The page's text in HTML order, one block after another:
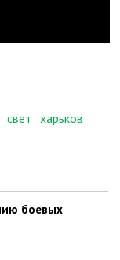
свет харьков
боевых